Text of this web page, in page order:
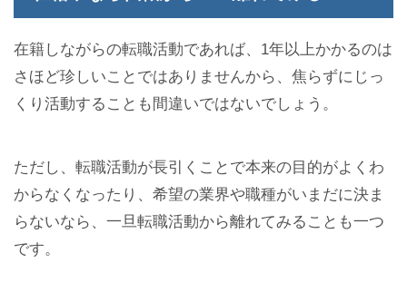
在籍しながらの転職活動であれば、1年以上かかるのは
さほど珍しいことではありませんから、焦らずにじっ
くり活動することも間違いではないでしょう。
ただし、転職活動が長引くことで本来の目的がよくわ
からなくなったり、希望の業界や職種がいまだに決ま
らないなら、一旦転職活動から離れてみることも一つ
です。